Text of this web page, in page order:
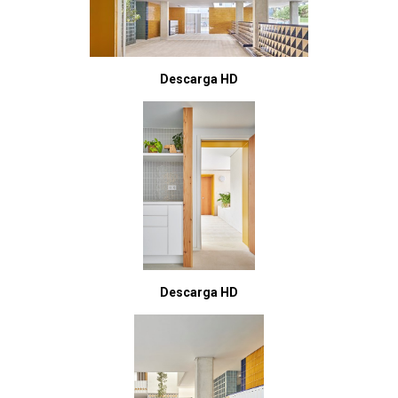
Descarga HD
Descarga HD